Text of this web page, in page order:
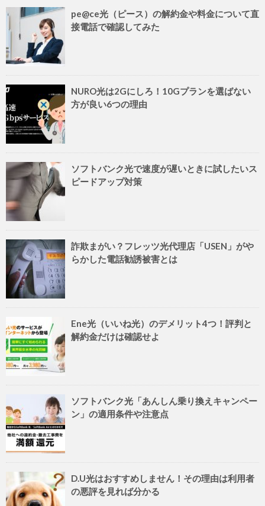
pe@ce光（ピース）の解約金や料金について直
接電話で確認してみた
NURO光は2Gにしろ！10Gプランを選ばない
方が良い6つの理由
ソフトバンク光で速度が遅いときに試したいス
ピードアップ対策
詐欺まがい？フレッツ光代理店「USEN」がや
らかした電話勧誘被害とは
Ene光（いいね光）のデメリット4つ！評判と
解約金だけは確認せよ
ソフトバンク光「あんしん乗り換えキャンペー
ン」の適用条件や注意点
D.U光はおすすめしません！その理由は利用者
の悪評を見れば分かる